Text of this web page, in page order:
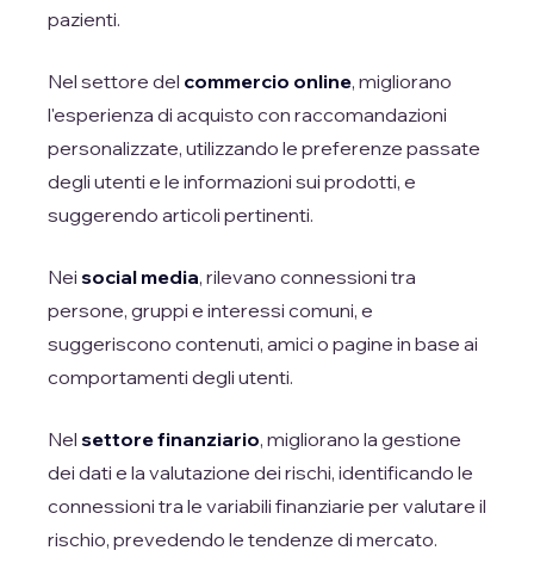
pazienti.
Nel settore del commercio online, migliorano
l'esperienza di acquisto con raccomandazioni
personalizzate, utilizzando le preferenze passate
degli utenti e le informazioni sui prodotti, e
suggerendo articoli pertinenti.
Nei social media, rilevano connessioni tra
persone, gruppi e interessi comuni, e
suggeriscono contenuti, amici o pagine in base ai
comportamenti degli utenti.
Nel settore finanziario, migliorano la gestione
dei dati e la valutazione dei rischi, identificando le
connessioni tra le variabili finanziarie per valutare il
rischio, prevedendo le tendenze di mercato.